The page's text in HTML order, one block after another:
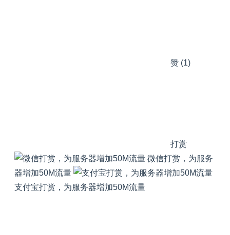
赞 (1)
打赏
微信打赏，为服务
器增加50M流量
支付宝打赏，为服务器增加50M流量